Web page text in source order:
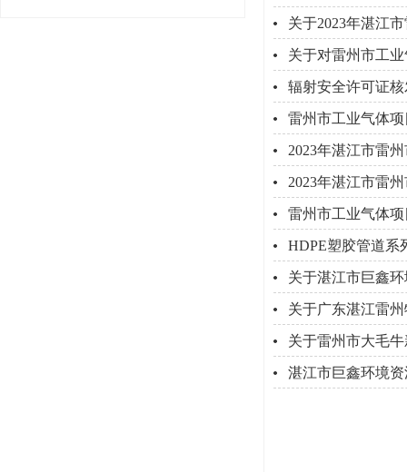
关于2023年湛江
关于对雷州市工
辐射安全许可证
雷州市工业气体
2023年湛江市雷
2023年湛江市雷
雷州市工业气体
HDPE塑胶管道系
关于湛江市巨鑫
关于广东湛江雷
关于雷州市大毛
湛江市巨鑫环境